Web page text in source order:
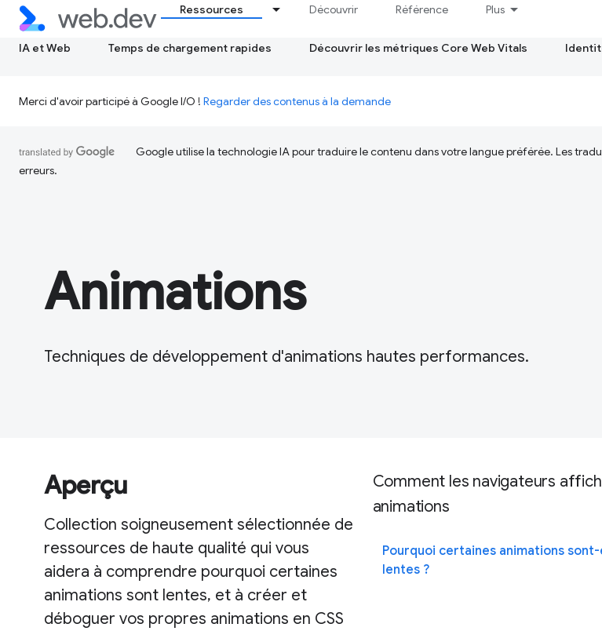
Ressources Découvrir Référence Plus
IA et Web Temps de chargement rapides Découvrir les métriques Core Web Vitals
Merci d'avoir participé à Google I/O ! Regarder des contenus à la demande
Google utilise la technologie IA pour traduire le contenu dans votre langue préférée. Les
erreurs.
Animations
Techniques de développement d'animations hautes performances.
Aperçu
Collection soigneusement sélectionnée de
ressources de haute qualité qui vous
aidera à comprendre pourquoi certaines
animations sont lentes, et à créer et
déboguer vos propres animations en CSS
Comment les navigateurs
animations
Pourquoi certaines animations
lentes ?